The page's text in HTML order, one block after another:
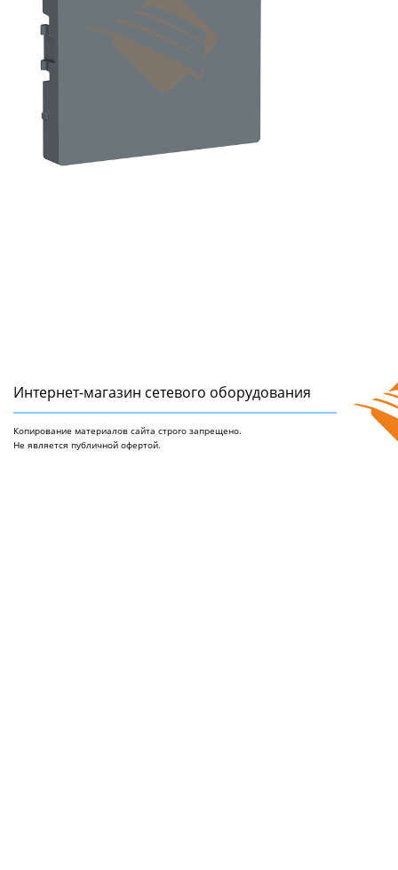
Интернет-магазин сетeвого оборудования
Копирование материалов сайта строго запрещено.
Не является публичной офертой.